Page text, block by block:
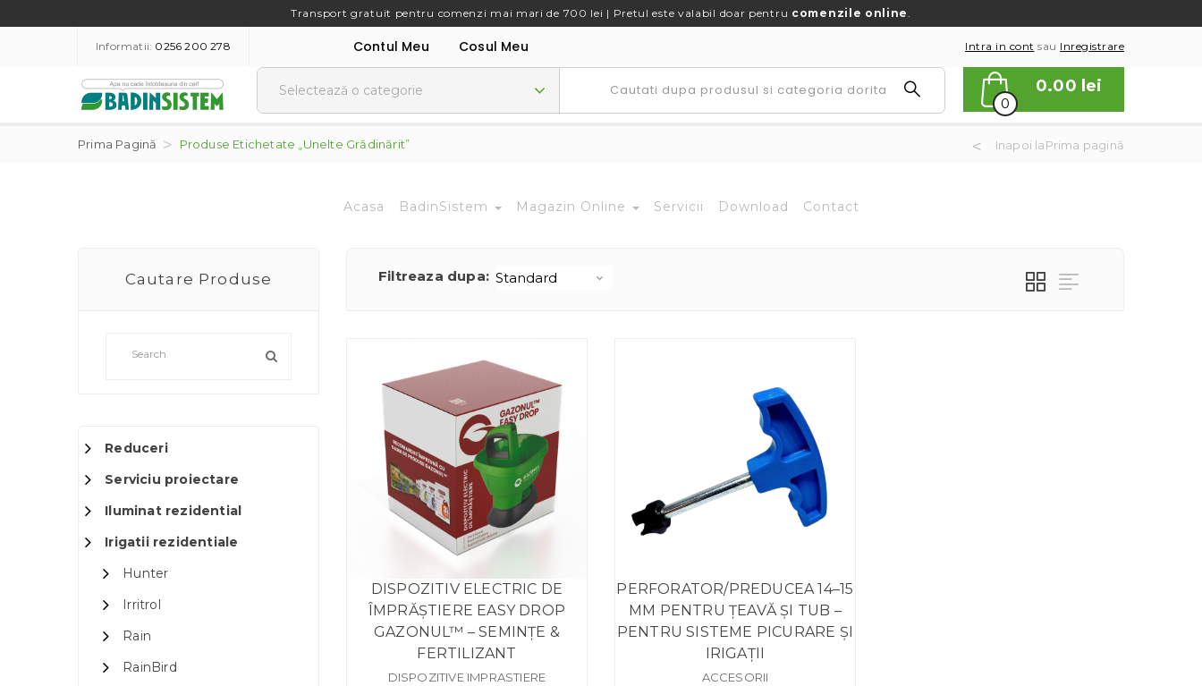
Transport gratuit pentru comenzi mai mari de 700 lei | Pretul este valabil doar pentru comenzile online.
Informatii: 0256 200 278 Contul Meu Cosul Meu Intra in cont sau Inregistrare
0
0.00 lei
Prima Pagină Produse Etichetate „unelte Grădinărit” Inapoi laPrima pagină
Acasa BadinSistem Magazin Online Servicii Download Contact
Cautare Produse
Reduceri
Serviciu proiectare
Iluminat rezidential
Irigatii rezidentiale
Hunter
Irritrol
Rain
RainBird
Filtreaza dupa:
DISPOZITIV ELECTRIC DE
ÎMPRĂȘTIERE EASY DROP
GAZONUL™ – SEMINȚE &
FERTILIZANT
DISPOZITIVE IMPRASTIERE
PERFORATOR/PREDUCEA 14–15
MM PENTRU ȚEAVĂ ȘI TUB –
PENTRU SISTEME PICURARE ȘI
IRIGAȚII
ACCESORII